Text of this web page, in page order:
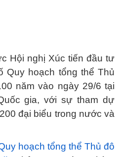
Hội nghị Xúc tiến đầu tư
Quy hoạch tổng thể Thủ
năm vào ngày 29/6 tại
gia, với sự tham dự
đại biểu trong nước và
hoạch tổng thể Thủ đô